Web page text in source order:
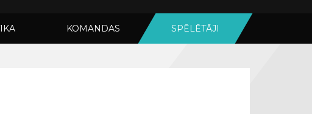
KOMANDAS SPĒLĒTĀJI